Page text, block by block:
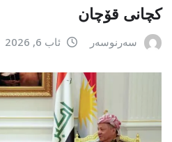
کچانی قۆچان
سەرنوسەر ئاب 6, 2026